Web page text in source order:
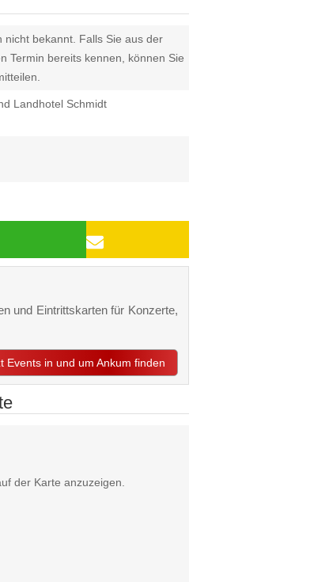
nicht bekannt. Falls Sie aus der
Termin bereits kennen, können Sie
Landhotel Schmidt
und Eintrittskarten für Konzerte,
Events in und um Ankum finden
der Karte anzuzeigen.